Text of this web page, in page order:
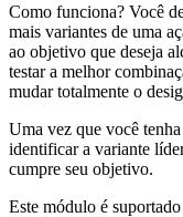
Como funciona? Você
mais variantes de uma
ao objetivo que deseja
testar a melhor
mudar totalmente o
Uma vez que você
identificar a variante
cumpre seu objetivo.
Este módulo é